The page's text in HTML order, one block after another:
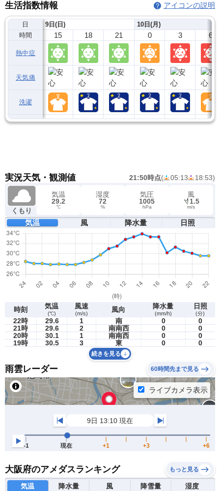
生活指数情報 アイコンの説明
日
時間
熱中症
天気痛
洗濯
9日(日)
15 18 21
10日(月)
0 3 6
実況天気・観測値 21:50時点( 05:13 18:53)
くもり
気温
29.2
℃
湿度
72
%
気圧
1005
hPa
風
1.5
m/s
気温 風 降水量 日照
時刻 気温
(℃)
風速
(m/s) 風向 降水量
(mm/h)
日照
(分)
22時 29.6 1 南 0
0
21時
29.6 2 南南西 0
0
20時
30.1 1 南南西 0
0
19時
30.5 3 東 0 0
続きを見る
雨雲レーダー 60時間先まで見る
大阪府のアメダスランキング もっと見る
気温 降水量 風 降雪量 湿度